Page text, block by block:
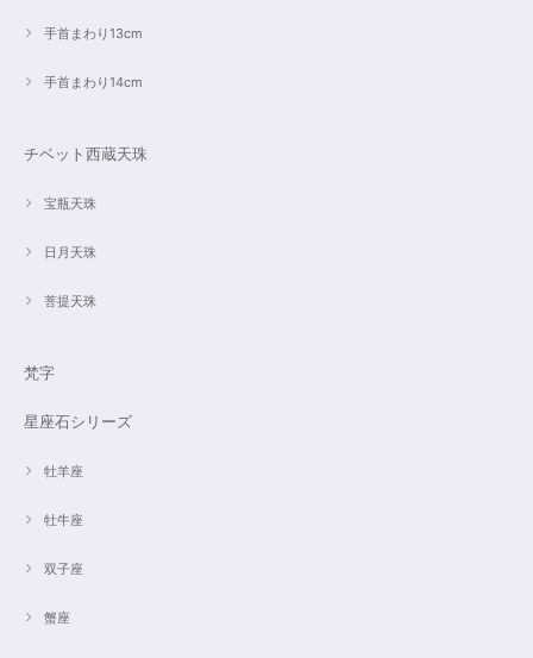
手首まわり13cm
手首まわり14cm
チベット西蔵天珠
宝瓶天珠
日月天珠
菩提天珠
梵字
星座石シリーズ
牡羊座
牡牛座
双子座
蟹座